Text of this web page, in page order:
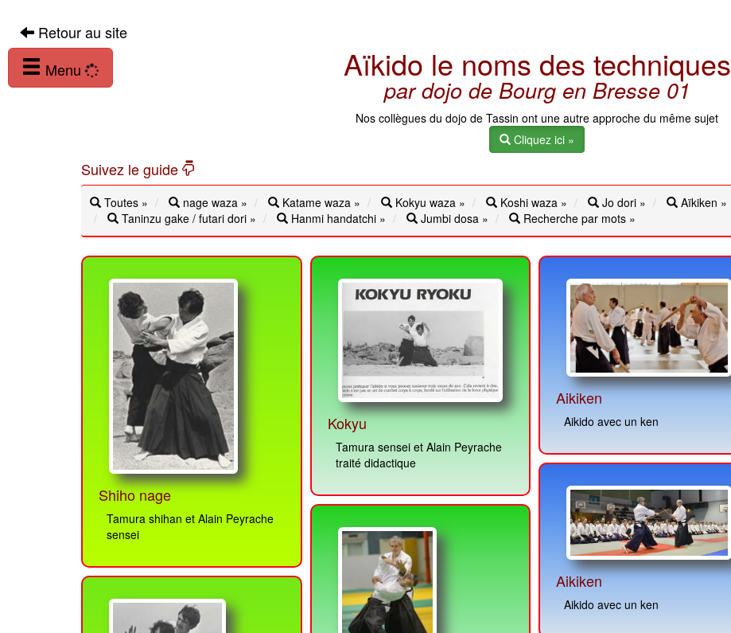
Menu
Retour au site
Aïkido le noms des techniques
par dojo de Bourg en Bresse 01
Nos collègues du dojo de Tassin ont une autre approche du même sujet
Cliquez ici »
Suivez le guide
Toutes » nage waza » Katame waza » Kokyu waza » Koshi waza » Jo dori » Aïkiken »
Taninzu gake / futari dori »
Hanmi handatchi » Jumbi dosa » Recherche par mots »
Shiho nage
Tamura shihan et Alain Peyrache
sensei
Kokyu
Tamura sensei et Alain Peyrache
traité didactique
Aikiken
Aikido avec un ken
Aikiken
Aikido avec un ken